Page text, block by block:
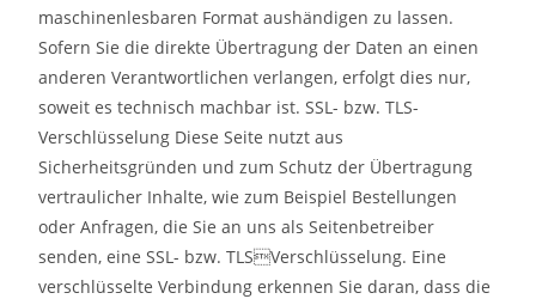
maschinenlesbaren Format aushändigen zu lassen.
Sofern Sie die direkte Übertragung der Daten an einen
anderen Verantwortlichen verlangen, erfolgt dies nur,
soweit es technisch machbar ist. SSL- bzw. TLS-
Verschlüsselung Diese Seite nutzt aus
Sicherheitsgründen und zum Schutz der Übertragung
vertraulicher Inhalte, wie zum Beispiel Bestellungen
oder Anfragen, die Sie an uns als Seitenbetreiber
senden, eine SSL- bzw. TLSVerschlüsselung. Eine
verschlüsselte Verbindung erkennen Sie daran, dass die